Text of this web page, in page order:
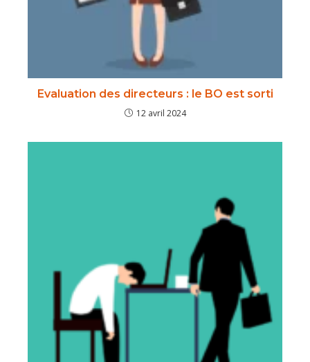
Evaluation des directeurs : le BO est sorti
12 avril 2024